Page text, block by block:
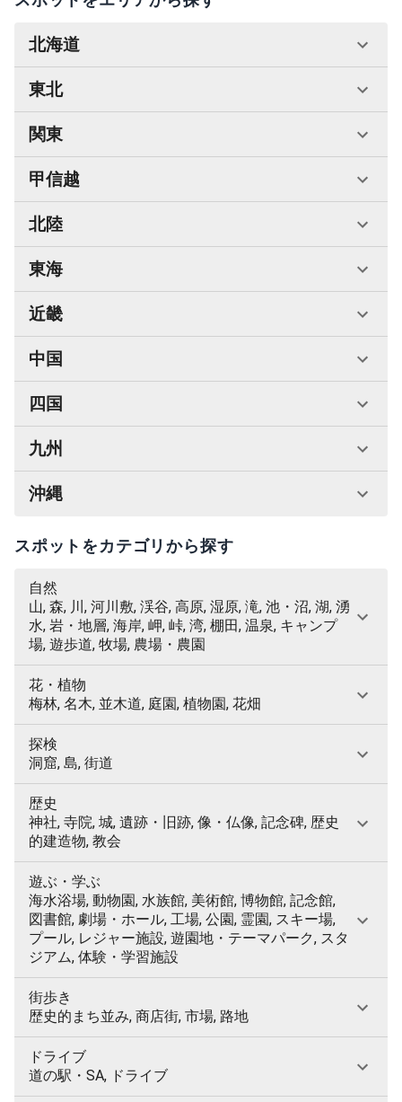
北海道
東北
関東
甲信越
北陸
東海
近畿
中国
四国
九州
沖縄
スポットをカテゴリから探す
自然
山, 森, 川, 河川敷, 渓谷, 高原, 湿原, 滝, 池・沼, 湖, 湧
水, 岩・地層, 海岸, 岬, 峠, 湾, 棚田, 温泉, キャンプ
場, 遊歩道, 牧場, 農場・農園
花・植物
梅林, 名木, 並木道, 庭園, 植物園, 花畑
探検
洞窟, 島, 街道
歴史
神社, 寺院, 城, 遺跡・旧跡, 像・仏像, 記念碑, 歴史
的建造物, 教会
遊ぶ・学ぶ
海水浴場, 動物園, 水族館, 美術館, 博物館, 記念館,
図書館, 劇場・ホール, 工場, 公園, 霊園, スキー場,
プール, レジャー施設, 遊園地・テーマパーク, スタ
ジアム, 体験・学習施設
街歩き
歴史的まち並み, 商店街, 市場, 路地
ドライブ
道の駅・SA, ドライブ